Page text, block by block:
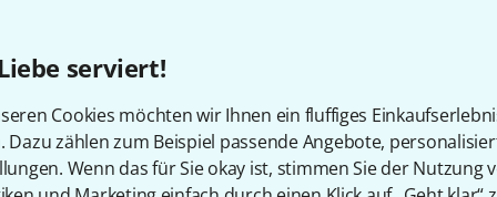
serviert!
Cookies möchten wir Ihnen ein fluffiges
Dazu zählen zum Beispiel passende Angebote,
Wenn das für Sie okay ist, stimmen Sie der Nutzung
the sssnake
5,90 €
39 €